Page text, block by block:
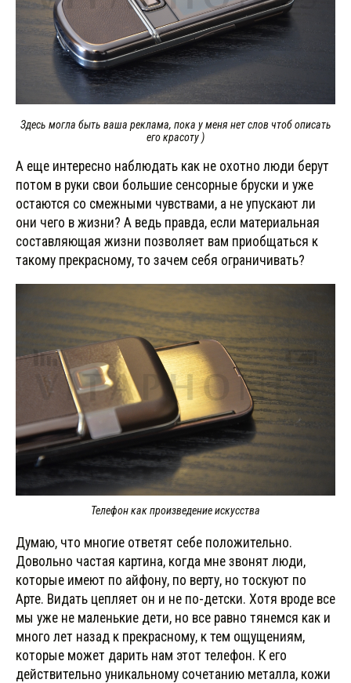
Здесь могла быть ваша реклама, пока у меня нет слов чтоб описать
его красоту )
А еще интересно наблюдать как не охотно люди берут
потом в руки свои большие сенсорные бруски и уже
остаются со смежными чувствами, а не упускают ли
они чего в жизни? А ведь правда, если материальная
составляющая жизни позволяет вам приобщаться к
такому прекрасному, то зачем себя ограничивать?
Телефон как произведение искусства
Думаю, что многие ответят себе положительно.
Довольно частая картина, когда мне звонят люди,
которые имеют по айфону, по верту, но тоскуют по
Арте. Видать цепляет он и не по-детски. Хотя вроде все
мы уже не маленькие дети, но все равно тянемся как и
много лет назад к прекрасному, к тем ощущениям,
которые может дарить нам этот телефон. К его
действительно уникальному сочетанию металла, кожи